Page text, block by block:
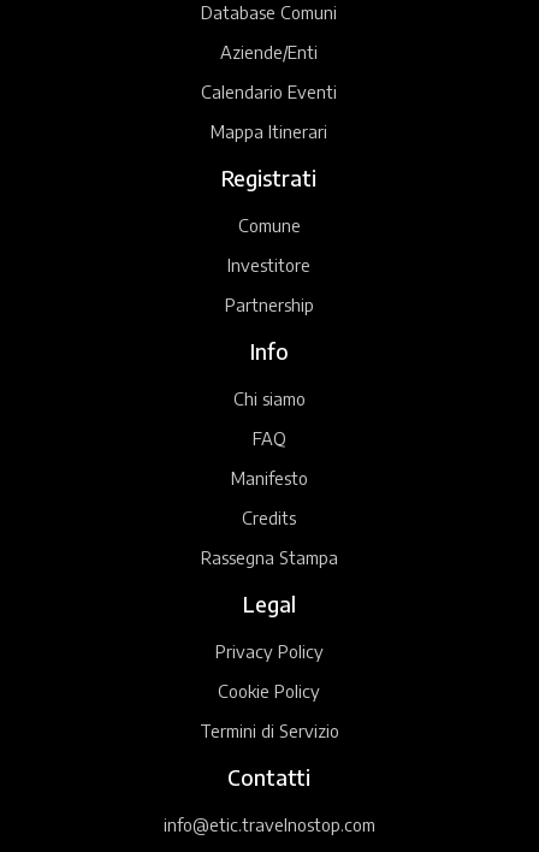
Database Comuni
Aziende/Enti
Calendario Eventi
Mappa Itinerari
Registrati
Comune
Investitore
Partnership
Info
Chi siamo
FAQ
Manifesto
Credits
Rassegna Stampa
Legal
Privacy Policy
Cookie Policy
Termini di Servizio
Contatti
info@etic.travelnostop.com